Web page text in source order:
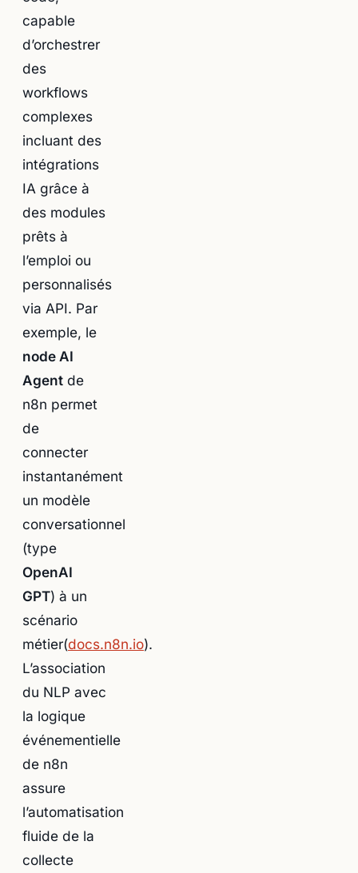
capable
d’orchestrer
des
workflows
complexes
incluant des
intégrations
IA grâce à
des modules
prêts à
l’emploi ou
personnalisés
via API. Par
exemple, le
node AI
Agent de
n8n permet
de
connecter
instantanément
un modèle
conversationnel
(type
OpenAI
GPT) à un
scénario
métier(docs.n8n.io).
L’association
du NLP avec
la logique
événementielle
de n8n
assure
l’automatisation
fluide de la
collecte